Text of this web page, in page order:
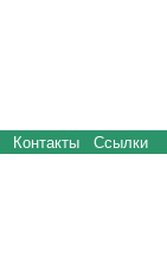
Контакты Ссылки